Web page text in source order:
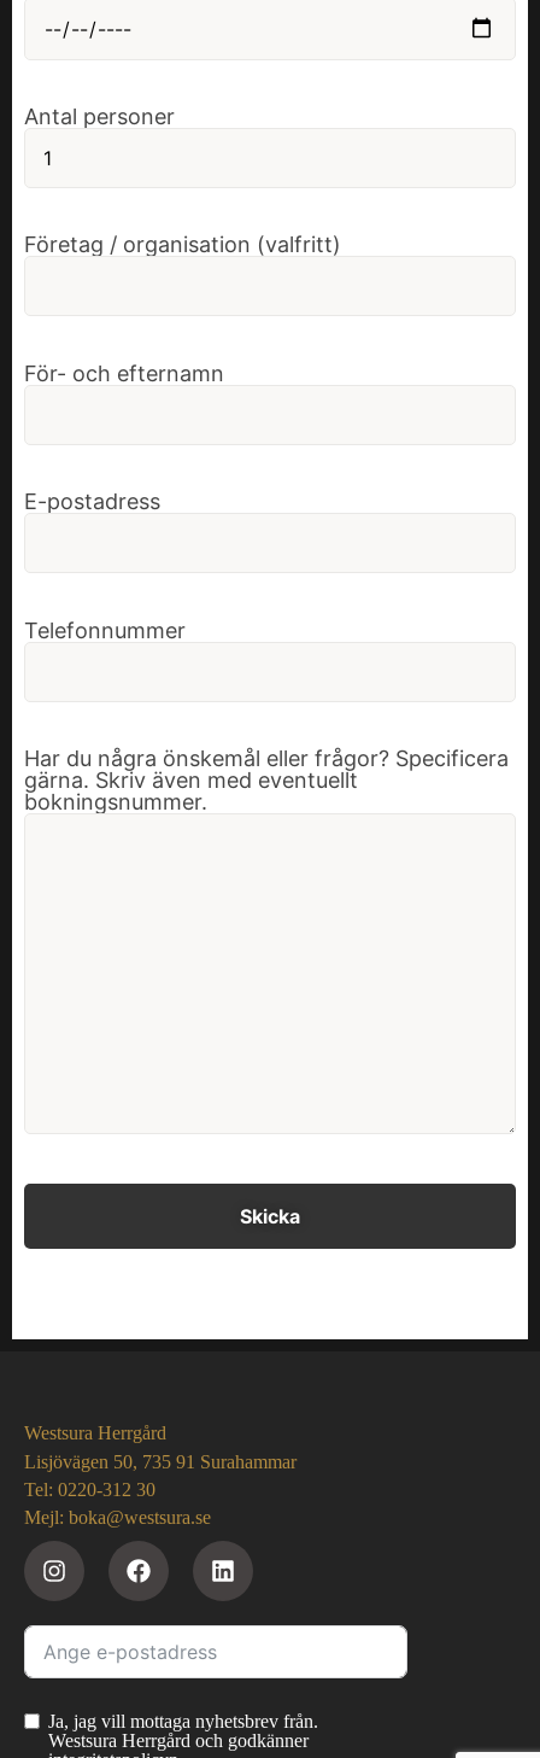
Antal personer
Företag / organisation (valfritt)
För- och efternamn
E-postadress
Telefonnummer
Har du några önskemål eller frågor? Specificera
gärna. Skriv även med eventuellt
bokningsnummer.
Westsura Herrgård
Lisjövägen 50, 735 91 Surahammar
Tel: 0220-312 30
Mejl: boka@westsura.se
Ja, jag vill mottaga nyhetsbrev från.
Westsura Herrgård och godkänner